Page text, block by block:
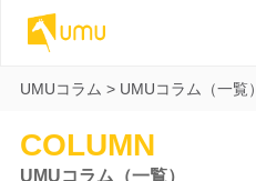
UMUコラム > UMUコラム（一覧）
COLUMN
UMUコラム（一覧）